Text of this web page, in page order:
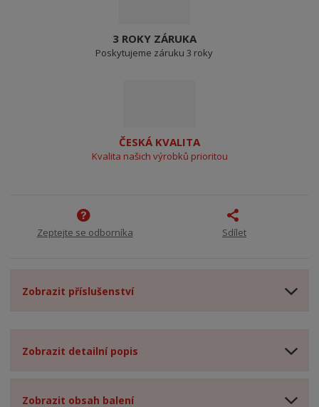
3 ROKY ZÁRUKA
Poskytujeme záruku 3 roky
ČESKÁ KVALITA
Kvalita našich výrobků prioritou
Zeptejte se odborníka Sdílet
Zobrazit příslušenství
Zobrazit detailní popis
Zobrazit obsah balení